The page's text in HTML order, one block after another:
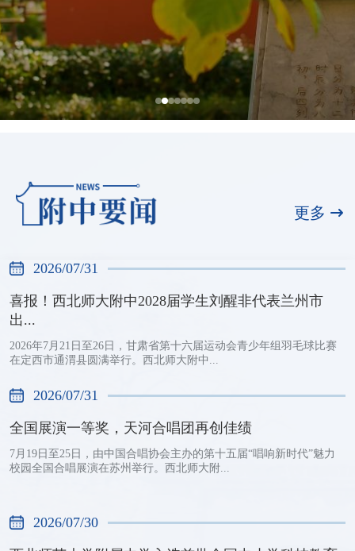
更多
全国展演一等奖，天河合唱团再创佳绩
2026/07/31
2026/07/31
喜报！西北师大附中2028届学生刘醒非代表兰州市
出...
2026年7月21日至26日，甘肃省第十六届运动会青少年组羽毛球比赛
在定西市通渭县圆满举行。西北师大附中...
2026/07/31
全国展演一等奖，天河合唱团再创佳绩
7月19日至25日，由中国合唱协会主办的第十五届“唱响新时代”魅力
校园全国合唱展演在苏州举行。西北师大附...
2026/07/30